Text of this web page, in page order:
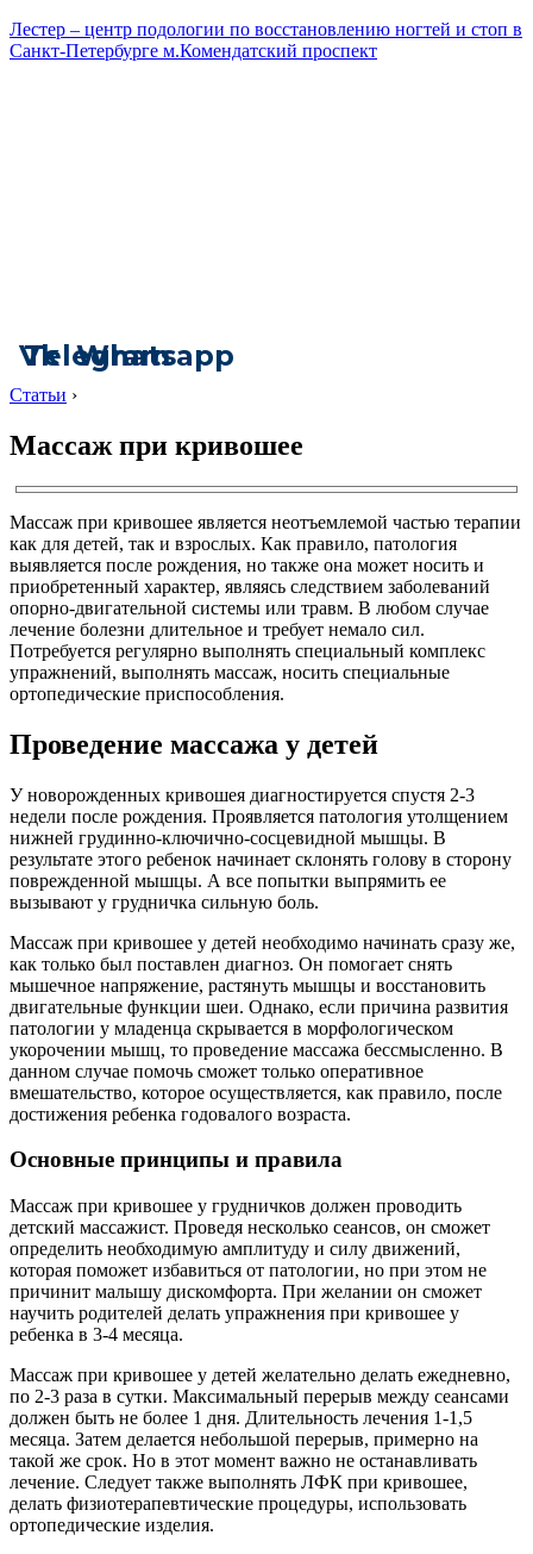
Лестер – центр подологии по восстановлению ногтей и стоп в
Санкт-Петербурге м.Комендатский проспект
Vk
Telegram
Whatsapp
Статьи ›
Массаж при кривошее
Массаж при кривошее является неотъемлемой частью терапии
как для детей, так и взрослых. Как правило, патология
выявляется после рождения, но также она может носить и
приобретенный характер, являясь следствием заболеваний
опорно-двигательной системы или травм. В любом случае
лечение болезни длительное и требует немало сил.
Потребуется регулярно выполнять специальный комплекс
упражнений, выполнять массаж, носить специальные
ортопедические приспособления.
Проведение массажа у детей
У новорожденных кривошея диагностируется спустя 2-3
недели после рождения. Проявляется патология утолщением
нижней грудинно-ключично-сосцевидной мышцы. В
результате этого ребенок начинает склонять голову в сторону
поврежденной мышцы. А все попытки выпрямить ее
вызывают у грудничка сильную боль.
Массаж при кривошее у детей необходимо начинать сразу же,
как только был поставлен диагноз. Он помогает снять
мышечное напряжение, растянуть мышцы и восстановить
двигательные функции шеи. Однако, если причина развития
патологии у младенца скрывается в морфологическом
укорочении мышц, то проведение массажа бессмысленно. В
данном случае помочь сможет только оперативное
вмешательство, которое осуществляется, как правило, после
достижения ребенка годовалого возраста.
Основные принципы и правила
Массаж при кривошее у грудничков должен проводить
детский массажист. Проведя несколько сеансов, он сможет
определить необходимую амплитуду и силу движений,
которая поможет избавиться от патологии, но при этом не
причинит малышу дискомфорта. При желании он сможет
научить родителей делать упражнения при кривошее у
ребенка в 3-4 месяца.
Массаж при кривошее у детей желательно делать ежедневно,
по 2-3 раза в сутки. Максимальный перерыв между сеансами
должен быть не более 1 дня. Длительность лечения 1-1,5
месяца. Затем делается небольшой перерыв, примерно на
такой же срок. Но в этот момент важно не останавливать
лечение. Следует также выполнять ЛФК при кривошее,
делать физиотерапевтические процедуры, использовать
ортопедические изделия.